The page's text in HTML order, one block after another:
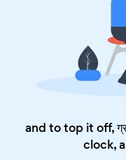
and to top it off,
clock,